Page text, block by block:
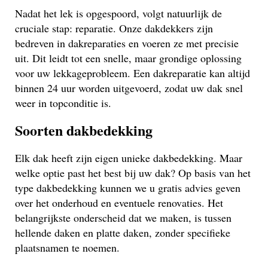
Nadat het lek is opgespoord, volgt natuurlijk de
cruciale stap: reparatie. Onze dakdekkers zijn
bedreven in dakreparaties en voeren ze met precisie
uit. Dit leidt tot een snelle, maar grondige oplossing
voor uw lekkageprobleem. Een dakreparatie kan altijd
binnen 24 uur worden uitgevoerd, zodat uw dak snel
weer in topconditie is.
Soorten dakbedekking
Elk dak heeft zijn eigen unieke dakbedekking. Maar
welke optie past het best bij uw dak? Op basis van het
type dakbedekking kunnen we u gratis advies geven
over het onderhoud en eventuele renovaties. Het
belangrijkste onderscheid dat we maken, is tussen
hellende daken en platte daken, zonder specifieke
plaatsnamen te noemen.